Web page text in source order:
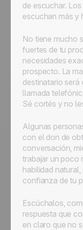
de escuchar.
escuchan más y
No tiene mucho
fuertes de tu
necesidades
prospecto. La
destinatario
llamada
Sé cortés y no
Algunas
con el don de
conversación,
trabajar un poco
habilidad
confianza de tu
Escúchalos,
respuesta que
en claro que no